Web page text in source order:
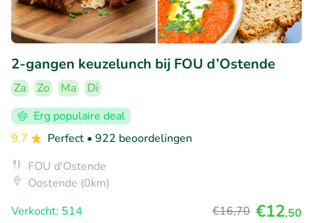
2-gangen keuzelunch bij FOU d’Ostende
Za Zo Ma
Di
Erg populaire deal
9.7
Perfect • 922 beoordelingen
FOU d'Ostende
Oostende (0km)
Verkocht: 514
€16,70 €12,50